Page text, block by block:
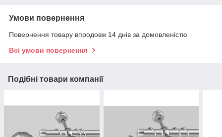
Умови повернення
Повернення товару впродовж 14 днів за домовленістю
Всі умови повернення
Подібні товари компанії